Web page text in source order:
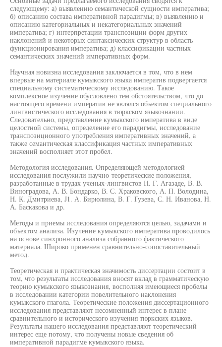
следующему: а) выявлению семантической сущности императива;
б) описанию состава императивной парадигмы; в) выявлению и
описанию категориальных и некатегориальных значений
императива; г) интерпретации транспозиции форм других
наклонений и некоторых синтаксических структур в область
функционирования императива; д) классификации частных
семантических значений императивных форм.
Научная новизна исследования заключается в том, что в нем
впервые на материале кумыкского языка императив подвергается
специальному систематическому исследованию. Такое
комплексное изучение обусловлено тем обстоятельством, что до
настоящего времени императив не являлся объектом специального
лингвистического исследования в тюркском языкознании.
Следовательно, представление кумыкского императива в виде
целостной системы, определение его парадигмы, исследование
транспозиционного употребления императивных значений, а
также семантическая классификация частных императивных
значений восполняет этот пробел.
Методология исследования. Определяющей методологией
исследования послужили научно-теоретические положения,
разработанные в трудах ученых-лингвистов Н. Г. Агазаде, В. В.
Виноградова, А. В. Бондарко, В. С. Храковского, А. П. Володина,
Н. К. Дмитриева, J1. А. Бирюлина, В. Г. Гузева, С. Н. Иванова, Н.
А. Баскакова и др.
Методы и приемы исследования определяются целью, задачами и
объектом анализа. Изучение кумыкского императива проводилось
на основе синхронного анализа собранного фактического
материала. Широко применен сравнительно-сопоставительный
метод.
Теоретическая и практическая значимость диссертации состоит в
том, что результаты исследования вносят вклад в грамматическую
теорию кумыкского языкознания, восполняя имеющиеся пробелы
в исследовании категории повелительного наклонения
кумыкского глагола. Теоретические положения диссертационного
исследования представляют несомненный интерес в плане
сравнительного и исторического изучения тюркских языков.
Результаты нашего исследования представляют теоретический
интерес еще потому, что получены новые сведения об
императивной парадигме кумыкского языка.